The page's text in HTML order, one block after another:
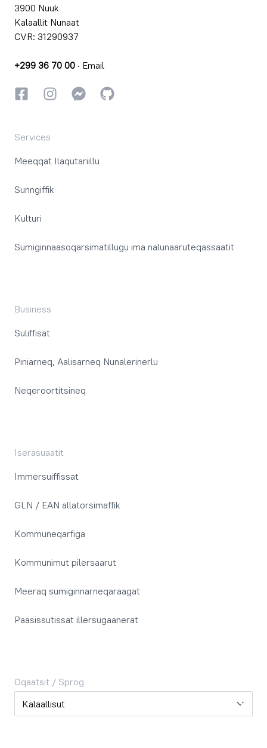
3900 Nuuk
Kalaallit Nunaat
CVR: 31290937
+299 36 70 00 · Email
FacebookkiInstagrammiInstagrammi
GitHub
Services
Meeqqat Ilaqutariillu
Sunngiffik
Kulturi
Sumiginnaasoqarsimatillugu ima nalunaaruteqassaatit
Business
Suliffisat
Piniarneq, Aalisarneq Nunalerinerlu
Neqeroortitsineq
Iserasuaatit
Immersuiffissat
GLN / EAN allatorsimaffik
Kommuneqarfiga
Kommunimut pilersaarut
Meeraq sumiginnarneqaraagat
Paasissutissat illersugaanerat
Oqaatsit / Sprog
Oqaatsit / Sprog